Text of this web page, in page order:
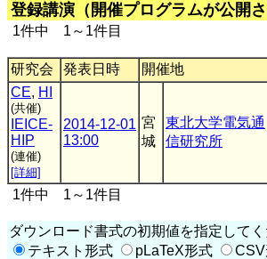
登録講演（開催プログラムが公開さ
1件中 1～1件目
研究会 発表日時 開催地
CE, HI
(共催)
IEICE-
HIP
(連催)
[詳細]
2014-12-01
13:00
宮
城
東北大学電気通
信研究所
1件中 1～1件目
ダウンロード書式の初期値を指定して
テキスト形式
pLaTeX形式